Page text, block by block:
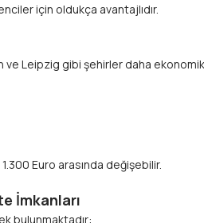
için oldukça avantajlıdır.
Leipzig gibi şehirler daha
Euro arasında değişebilir.
İmkanları
bulunmaktadır: